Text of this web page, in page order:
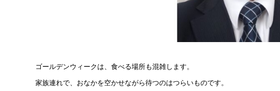
ゴールデンウィークは、食べる場所も混雑します。
家族連れで、おなかを空かせながら待つのはつらいものです。